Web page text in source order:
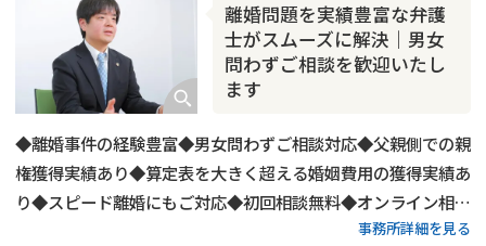
離婚問題を実績豊富な弁護
士がスムーズに解決｜男女
問わずご相談を歓迎いたし
ます
◆離婚事件の経験豊富◆男女問わずご相談対応◆父親側での親
権獲得実績あり◆算定表を大きく超える婚姻費用の獲得実績あ
り◆スピード離婚にもご対応◆初回相談無料◆オンライン相談
にもご対応◆平日20時までご相談受付◆土日祝日もご予約可
事務所詳細を見る